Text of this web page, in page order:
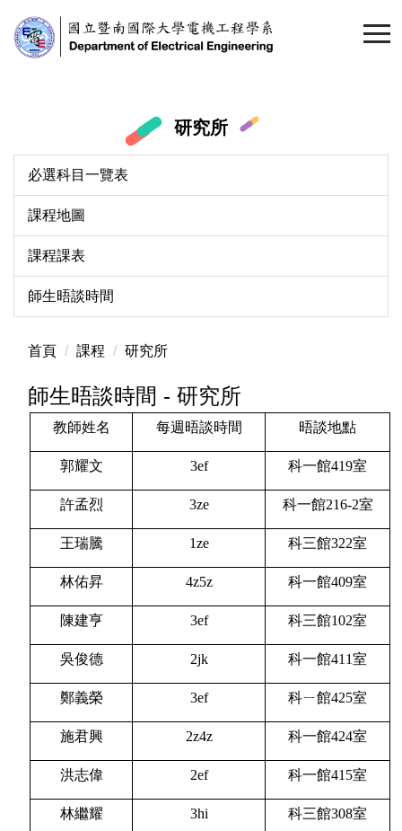
到
主
研究所
必選科目一覽表
課程地圖
課程課表
師生晤談時間
首頁 課程 研究所
師生晤談時間 - 研究所
教師姓名 每週晤談時間 晤談地點
郭耀文 3ef 科一館419室
許孟烈 3ze 科一館216-2室
王瑞騰 1ze 科三館322室
林佑昇 4z5z 科一館409室
陳建亨 3ef 科三館102室
吳俊德 2jk 科一館411室
鄭義榮 3ef 科ㄧ館425室
施君興 2z4z 科一館424室
洪志偉 2ef 科一館415室
林繼耀 3hi 科三館308室